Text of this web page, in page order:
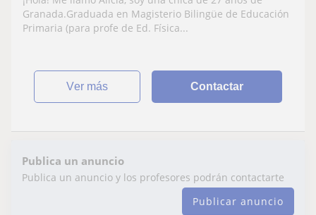
Granada.Graduada en Magisterio Bilingüe de Educación
Primaria (para profe de Ed. Física...
ver más Contactar
Publica un anuncio
Publica un anuncio y los profesores podrán contactarte
Publicar anuncio